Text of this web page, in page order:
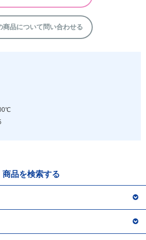
商品について問い合わせる
商品を検索する